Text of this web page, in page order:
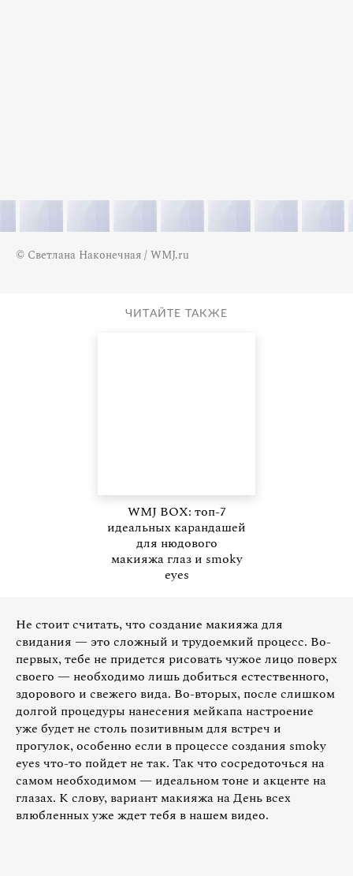
© Светлана Наконечная / WMJ.ru
ЧИТАЙТЕ ТАКЖЕ
WMJ BOX: топ-7
идеальных карандашей
для нюдового
макияжа глаз и smoky
eyes
Не стоит считать, что создание макияжа для
свидания — это сложный и трудоемкий процесс. Во-
первых, тебе не придется рисовать чужое лицо поверх
своего — необходимо лишь добиться естественного,
здорового и свежего вида. Во-вторых, после слишком
долгой процедуры нанесения мейкапа настроение
уже будет не столь позитивным для встреч и
прогулок, особенно если в процессе создания smoky
eyes что-то пойдет не так. Так что сосредоточься на
самом необходимом — идеальном тоне и акценте на
глазах. К слову, вариант макияжа на День всех
влюбленных уже ждет тебя в нашем видео.